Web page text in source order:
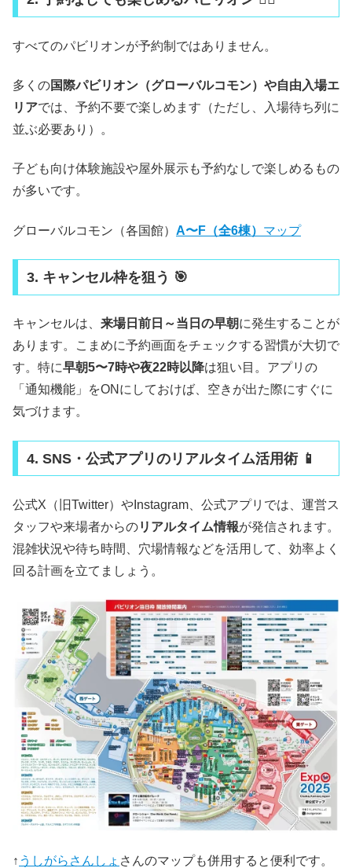
すべてのパビリオンが予約制ではありません。
多くの国際パビリオン（グローバルコモン）や自由入場エ
リアでは、予約不要で楽しめます（ただし、入場待ち列に
並ぶ必要あり）。
子ども向け体験施設や屋外展示も予約なしで楽しめるもの
が多いです。
グローバルコモン（各国館） A〜F（全6棟） マップ
3. キャンセル枠を狙う 🎯
キャンセルは、 来場日前日～当日の早朝に発生することが
あります。こまめに予約画面をチェックする習慣が大切で
す。特に早朝5〜7時や夜22時以降は狙い目。アプリの
「通知機能」をONにしておけば、空きが出た際にすぐに
気づけます。
4. SNS・公式アプリのリアルタイム活用術 📱
公式X（旧Twitter）やInstagram、公式アプリでは、運営ス
タッフや来場者からのリアルタイム情報が発信されます。
混雑状況や待ち時間、穴場情報などを活用して、効率よく
回る計画を立てましょう。
↑ うしがらさんしょ さんのマップも併用すると便利です。